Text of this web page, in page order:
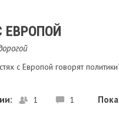
ЕВРОПОЙ
с Европой говорят
1 1